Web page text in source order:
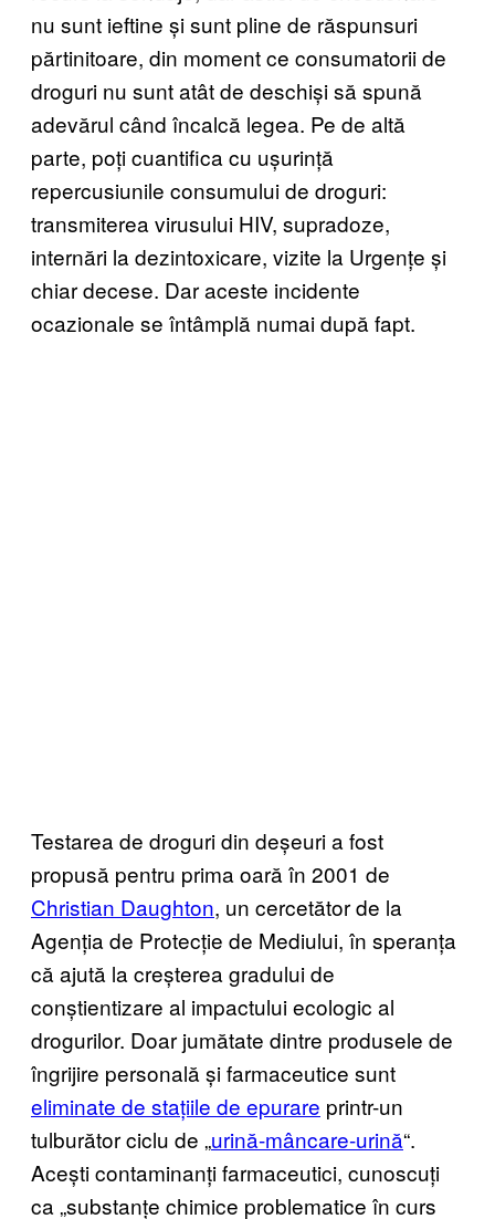
nu sunt ieftine și sunt pline de răspunsuri
părtinitoare, din moment ce consumatorii de
droguri nu sunt atât de deschiși să spună
adevărul când încalcă legea. Pe de altă
parte, poți cuantifica cu ușurință
repercusiunile consumului de droguri:
transmiterea virusului HIV, supradoze,
internări la dezintoxicare, vizite la Urgențe și
chiar decese. Dar aceste incidente
ocazionale se întâmplă numai după fapt.
Testarea de droguri din deșeuri a fost
propusă pentru prima oară în 2001 de
Christian Daughton, un cercetător de la
Agenția de Protecție de Mediului, în speranța
că ajută la creșterea gradului de
conștientizare al impactului ecologic al
drogurilor. Doar jumătate dintre produsele de
îngrijire personală și farmaceutice sunt
eliminate de stațiile de epurare printr-un
tulburător ciclu de „urină-mâncare-urină“.
Acești contaminanți farmaceutici, cunoscuți
ca „substanțe chimice problematice în curs